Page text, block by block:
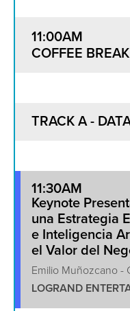
11:00AM
COFFEE
TRACK A -
11:30AM
Keynote
una Estrategia
e Inteligencia
el Valor del
Emilio Muñozcano -
LOGRAND